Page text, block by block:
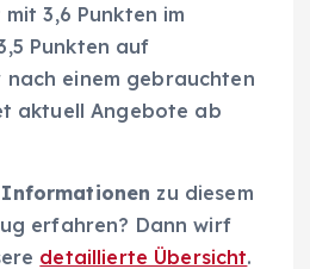
3,6 Punkten im
Punkten auf
nach einem gebrauchten
aktuell Angebote ab
Informationen zu diesem
erfahren? Dann wirf
detaillierte Übersicht.